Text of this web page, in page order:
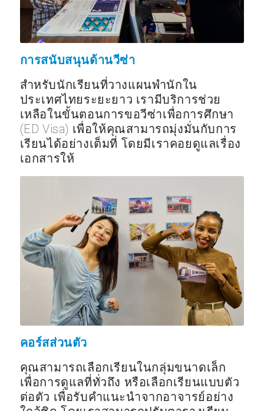
การสนับสนุนด้านวีซ่า
สำหรับนักเรียนที่วางแผนพำนักใน
ประเทศไทยระยะยาว เรามีบริการช่วย
เหลือในขั้นตอนการขอวีซ่าเพื่อการศึกษา
(ED Visa) เพื่อให้คุณสามารถมุ่งมั่นกับการ
เรียนได้อย่างเต็มที่ โดยมีเราคอยดูแลเรื่อง
เอกสารให้
คอร์สส่วนตัว
คุณสามารถเลือกเรียนในกลุ่มขนาดเล็ก
เพื่อการดูแลที่ทั่วถึง หรือเลือกเรียนแบบตัว
ต่อตัว เพื่อรับคำแนะนำจากอาจารย์อย่าง